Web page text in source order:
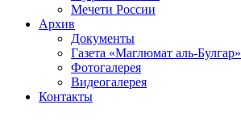
Мечети России
Архив
Документы
Газета «Маглюмат аль-Булгар»
Фотогалерея
Видеогалерея
Контакты